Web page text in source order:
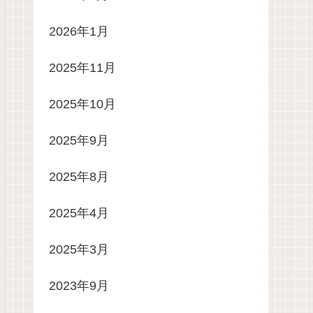
2026年1月
2025年11月
2025年10月
2025年9月
2025年8月
2025年4月
2025年3月
2023年9月